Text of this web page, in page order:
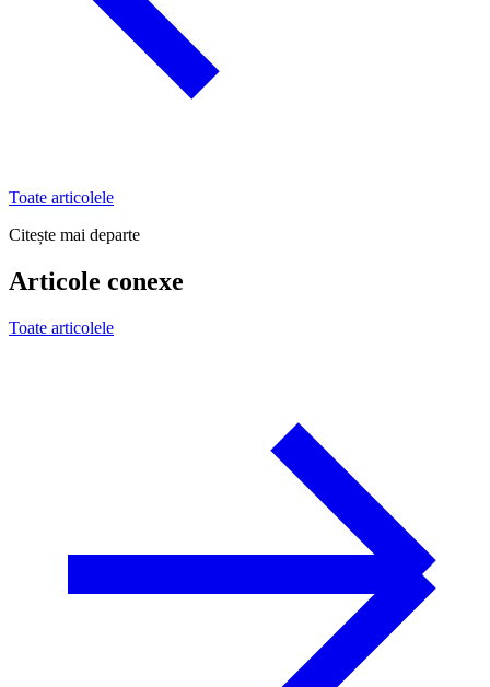
Toate articolele
Citește mai departe
Articole conexe
Toate articolele